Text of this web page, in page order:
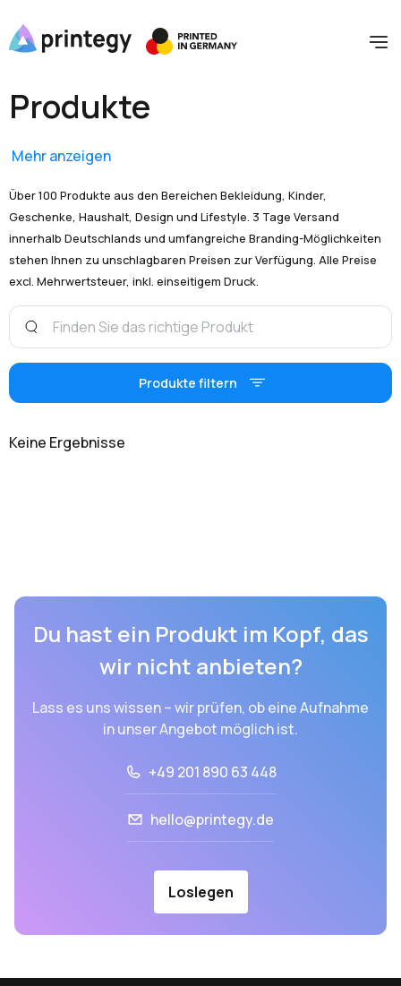
Produkte
Mehr anzeigen
Über 100 Produkte aus den Bereichen Bekleidung, Kinder,
Geschenke, Haushalt, Design und Lifestyle. 3 Tage Versand
innerhalb Deutschlands und umfangreiche Branding-Möglichkeiten
stehen Ihnen zu unschlagbaren Preisen zur Verfügung. Alle Preise
excl. Mehrwertsteuer, inkl. einseitigem Druck.
Produkte filtern
Keine Ergebnisse
Du hast ein Produkt im Kopf, das
wir nicht anbieten?
Lass es uns wissen – wir prüfen, ob eine Aufnahme
in unser Angebot möglich ist.
+49 201 890 63 448
hello@printegy.de
Loslegen